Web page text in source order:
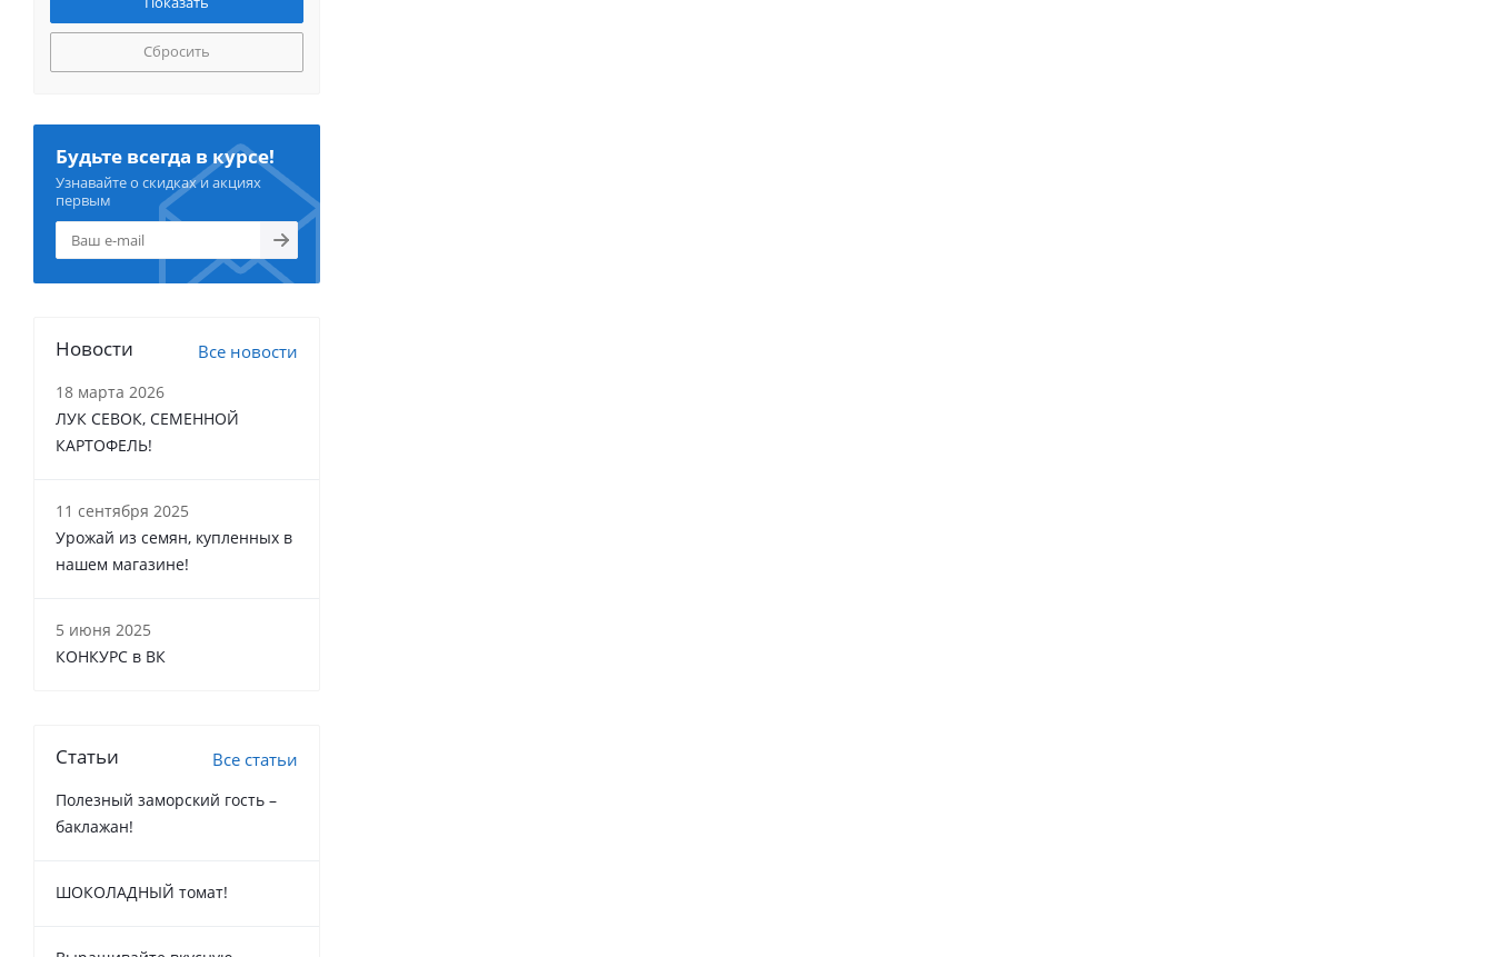
Сбросить
Будьте всегда в курсе!
Узнавайте о скидках и акциях
первым
Новости Все новости
18 марта 2026
ЛУК СЕВОК, СЕМЕННОЙ
КАРТОФЕЛЬ!
11 сентября 2025
Урожай из семян, купленных в
нашем магазине!
5 июня 2025
КОНКУРС в ВК
Статьи Все статьи
Полезный заморский гость –
баклажан!
ШОКОЛАДНЫЙ томат!